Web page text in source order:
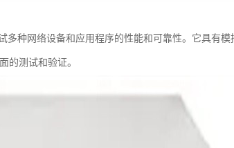
多种网络设备和应用程序的性能和可靠性。它具有
的测试和验证。